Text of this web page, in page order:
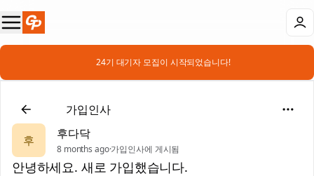
📣 24기 대기자 모집이 시작되었습니다!
👋가입인사
후
후다닥
8 months ago·가입인사에 게시됨
안녕하세요. 새로 가입했습니다.